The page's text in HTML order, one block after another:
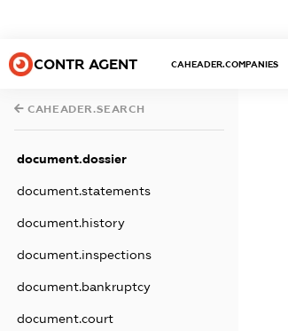
CONTR AGENT CAHEADER.COMPANIES
CAHEADER.SEARCH
document.dossier
document.statements
document.history
document.inspections
document.bankruptcy
document.court